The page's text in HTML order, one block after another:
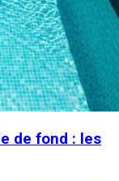
de fond : les